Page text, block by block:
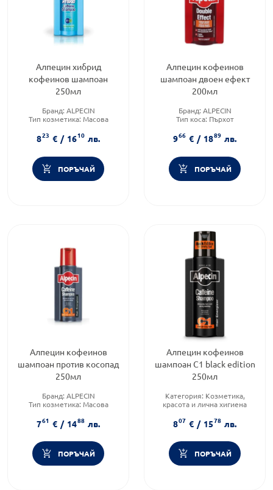
Алпецин хибрид
кофеинов шампоан
250мл
Бранд: ALPECIN
Тип козметика: Масова
Тип коса: Чувствителен
скалп
823 € / 1610 лв.
ПОРЪЧАЙ
Алпецин кофеинов
шампоан двоен ефект
200мл
Бранд: ALPECIN
Тип коса: Пърхот
966 € / 1889 лв.
ПОРЪЧАЙ
Алпецин кофеинов
шампоан против косопад
250мл
Бранд: ALPECIN
Тип козметика: Масова
Форма на продукта: шампоан
761 € / 1488 лв.
ПОРЪЧАЙ
Алпецин кофеинов
шампоан С1 black edition
250мл
Категория: Козметика,
красота и лична хигиена
Форма на продукта: шампоан
807 € / 1578 лв.
ПОРЪЧАЙ